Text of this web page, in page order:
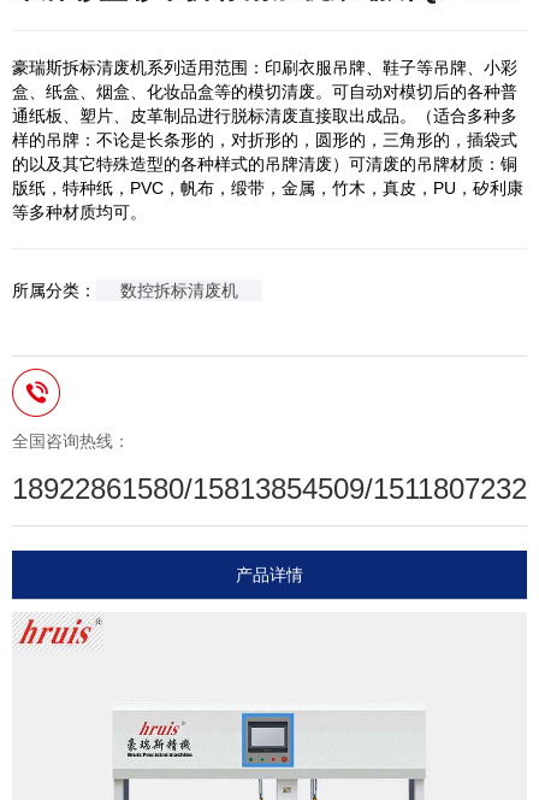
豪瑞斯拆标清废机系列适用范围：印刷衣服吊牌、鞋子等吊牌、小彩
盒、纸盒、烟盒、化妆品盒等的模切清废。可自动对模切后的各种普
通纸板、塑片、皮革制品进行脱标清废直接取出成品。（适合多种多
样的吊牌：不论是长条形的，对折形的，圆形的，三角形的，插袋式
的以及其它特殊造型的各种样式的吊牌清废）可清废的吊牌材质：铜
版纸，特种纸，PVC，帆布，缎带，金属，竹木，真皮，PU，矽利康
等多种材质均可。
所属分类： 数控拆标清废机
全国咨询热线：
18922861580/15813854509/
产品详情